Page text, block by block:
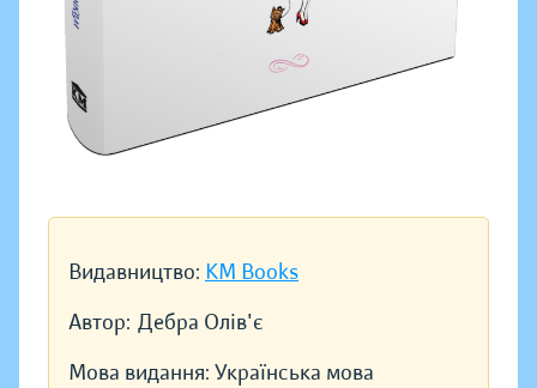
Видавництво: KM Books
Автор: Дебра Олів'є
Мова видання: Українська мова